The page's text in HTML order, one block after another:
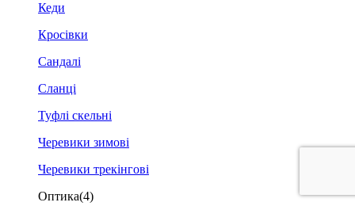
Кеди
Кросівки
Сандалі
Сланці
Туфлі скельні
Черевики зимові
Черевики трекінгові
Оптика(4)